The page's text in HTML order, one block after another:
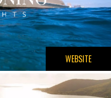
WEBSITE